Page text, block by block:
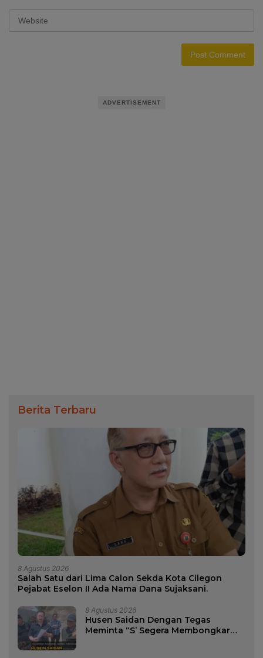
ADVERTISEMENT
Berita Terbaru
8 Agustus 2026
Salah Satu dari Lima Calon Sekda Kota Cilegon
Pejabat Eselon II Ada Nama Dana Sujaksani.
8 Agustus 2026
Husen Saidan Dengan Tegas
Meminta “S’ Segera Membongkar